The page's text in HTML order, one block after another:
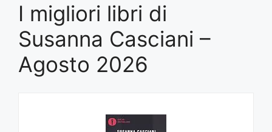
I migliori libri di
Susanna Casciani –
Agosto 2026